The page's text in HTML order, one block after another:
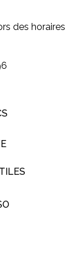
des horaires
compte
vers la chaîne